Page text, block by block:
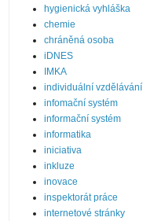
hygienická vyhláška
chemie
chráněná osoba
iDNES
IMKA
individuální vzdělávání
infomační systém
informační systém
informatika
iniciativa
inkluze
inovace
inspektorát práce
internetové stránky